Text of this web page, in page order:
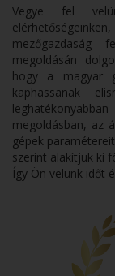
Vegye fel
mezőgazdaság
megoldásán
hogy a magyar
kaphassanak
megoldásban, az
gépek
szerint alakítjuk ki
Így Ön velünk időt